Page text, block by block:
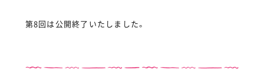
第8回は公開終了いたしました。